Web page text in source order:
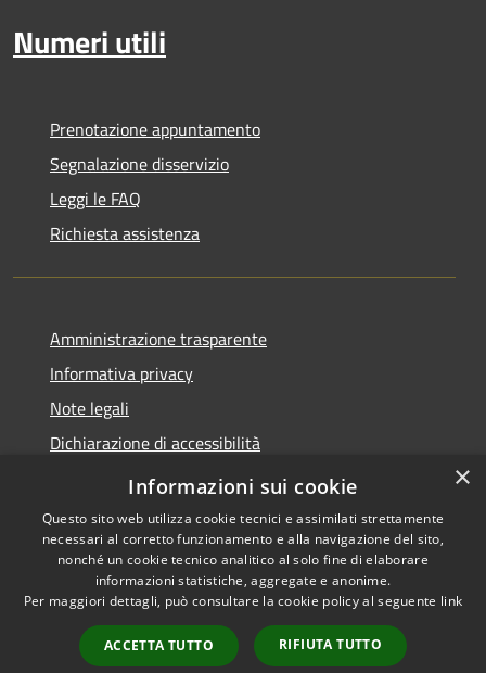
Numeri utili
Prenotazione appuntamento
Segnalazione disservizio
Leggi le FAQ
Richiesta assistenza
Amministrazione trasparente
Informativa privacy
Note legali
Dichiarazione di accessibilità
Whistleblowing
Accessibilità
Copyright © 2026 • Comune di
Abbiategrasso • Powered by
Municipium•
Accesso
redazione
×
Informazioni sui cookie
Questo sito web utilizza cookie tecnici e assimilati strettamente
necessari al corretto funzionamento e alla navigazione del sito,
nonché un cookie tecnico analitico al solo fine di elaborare
informazioni statistiche, aggregate e anonime.
Per maggiori dettagli, può consultare la cookie policy al seguente link
ACCETTA TUTTO RIFIUTA TUTTO